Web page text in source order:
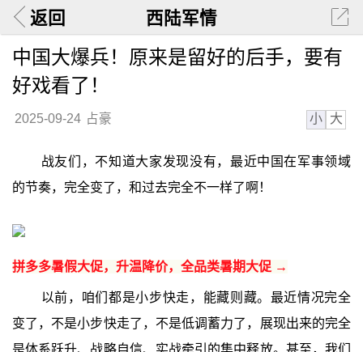
返回 西陆军情
中国大爆兵！原来是留好的后手，要有
好戏看了！
2025-09-24 占豪 小 大
战友们，不知道大家发现没有，最近中国在军事领域
的节奏，完全变了，和过去完全不一样了啊！
拼多多暑假大促，升温降价，全品类暑期大促 →
以前，咱们都是小步快走，能藏则藏。最近情况完全
变了，不是小步快走了，不是低调蓄力了，展现出来的完全
是体系跃升、战略自信、实战牵引的集中释放。甚至，我们